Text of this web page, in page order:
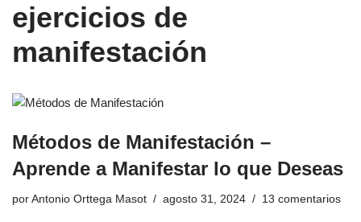
ejercicios de
manifestación
Métodos de Manifestación –
Aprende a Manifestar lo que Deseas
por Antonio Orttega Masot agosto 31, 2024 13 comentarios